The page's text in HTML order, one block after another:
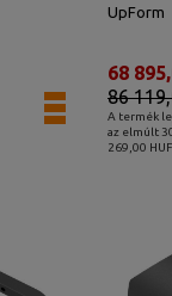
UpForm
A termék
az elmúlt
269,00 HUF
86
68